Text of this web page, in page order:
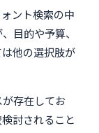
ント検索の中
目的や予算、
他の選択肢が
存在してお
討されること